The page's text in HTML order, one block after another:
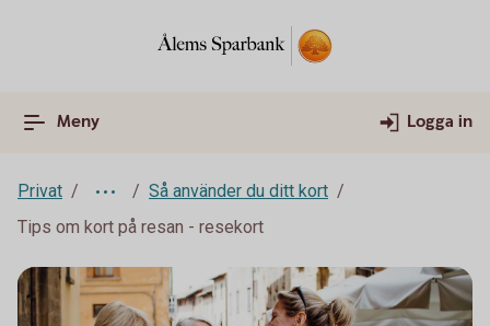
Meny Logga in
Privat
Så använder du ditt kort
Tips om kort på resan - resekort